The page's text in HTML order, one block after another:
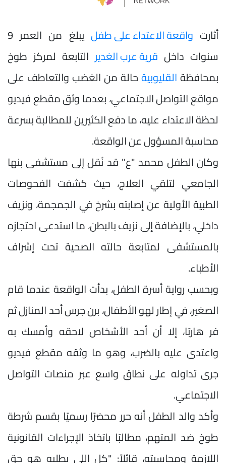
أثارت واقعة الاعتداء على طفل
يبلغ من العمر 9
سنوات داخل قرية عرب الغدير التابعة لمركز طوخ
بمحافظةالقليوبيةحالة من الغضب والتعاطف على
مواقع التواصل الاجتماعي، بعدما وثق مقطع فيديو
لحظة الاعتداء عليه، ما دفع الكثيرين للمطالبة بسرعة
محاسبة المسؤول عن الواقعة.
وكان الطفل محمد "ع" قد نُقل إلى مستشفى بنها
الجامعي لتلقي العلاج، حيث كشفت الفحوصات
الطبية الأولية عن إصابته بشرخ في الجمجمة، ونزيف
داخلي، بالإضافة إلى نزيف بالبطن، ما استدعى احتجازه
بالمستشفى لمتابعة حالته الصحية تحت إشراف
الأطباء.
وبحسب رواية أسرة الطفل، بدأت الواقعة عندما قام
الصغير، في إطار لهو الأطفال، برن جرس أحد المنازل ثم
فر هاربًا، إلا أن أحد الأشخاص لاحقه وأمسك به
واعتدى عليه بالضرب، وهو ما وثقه مقطع فيديو
جرى تداوله على نطاق واسع عبر منصات التواصل
الاجتماعي.
وأكد والد الطفل أنه حرر محضرًا رسميًا بقسم شرطة
طوخ ضد المتهم، مطالبًا باتخاذ الإجراءات القانونية
اللازمة ومحاسبته، قائلاً: "كل اللي بطلبه هو حق